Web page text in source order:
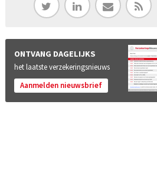
ONTVANG DAGELIJKS
het laatste verzekeringsnieuws
Aanmelden nieuwsbrief